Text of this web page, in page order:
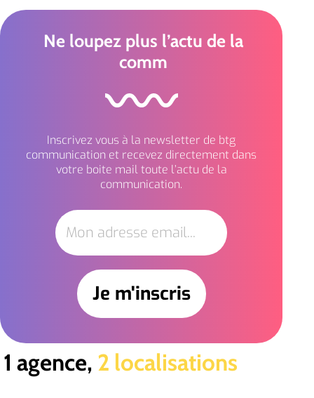
Ne loupez plus l’actu de la
comm
Inscrivez vous à la newsletter de btg
communication et recevez directement dans
votre boite mail toute l’actu de la
communication.
1 agence, 2 localisations